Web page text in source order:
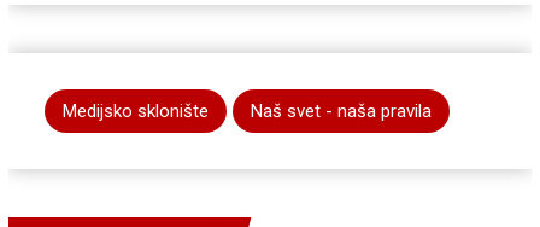
Medijsko sklonište Naš svet - naša pravila